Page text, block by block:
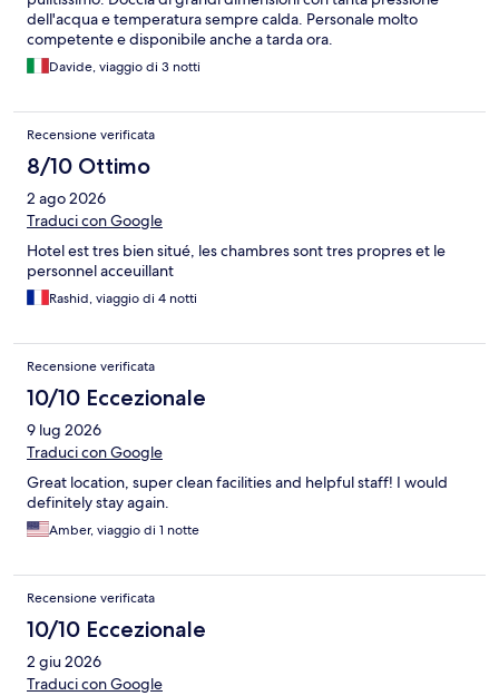
dell'acqua e temperatura sempre calda. Personale molto
competente e disponibile anche a tarda ora.
Davide, viaggio di 3 notti
Recensione verificata
8/10 Ottimo
2 ago 2026
Traduci con Google
Hotel est tres bien situé, les chambres sont tres propres et le
personnel acceuillant
Rashid, viaggio di 4 notti
Recensione verificata
10/10 Eccezionale
9 lug 2026
Traduci con Google
Great location, super clean facilities and helpful staff! I would
definitely stay again.
Amber, viaggio di 1 notte
Recensione verificata
10/10 Eccezionale
2 giu 2026
Traduci con Google